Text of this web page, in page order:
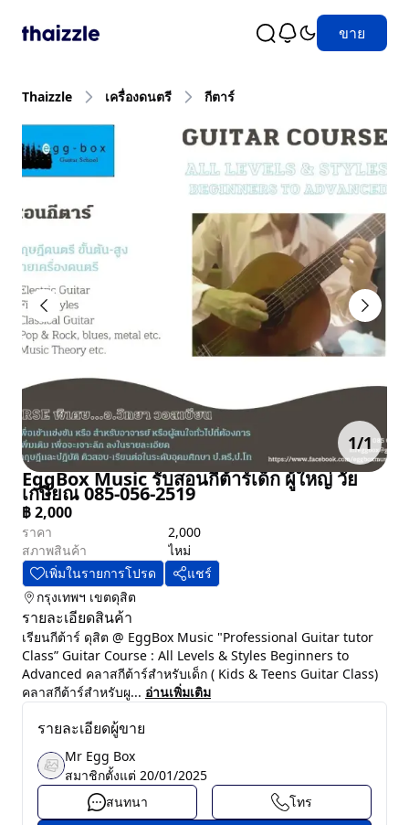
ขาย
Thaizzle เครื่องดนตรี กีตาร์
1/1
EggBox Music รับสอนกีต้าร์เด็ก ผู้ใหญ่ วัย
เกษียณ 085-056-2519
฿2,000
ราคา
2,000
สภาพสินค้า
ไหม่
เพิ่มในรายการโปรด
แชร์
กรุงเทพฯ เขตดุสิต
รายละเอียดสินค้า
เรียนกีต้าร์ ดุสิต @ EggBox Music "Professional Guitar tutor
Class” Guitar Course : All Levels & Styles Beginners to
Advanced คลาสกีต้าร์สำหรับเด็ก ( Kids & Teens Guitar Class)
คลาสกีต้าร์สำหรับผู... อ่านเพิ่มเติม
รายละเอียดผู้ขาย
Mr Egg Box
สมาชิกตั้งแต่ 20/01/2025
สนทนา
โทร